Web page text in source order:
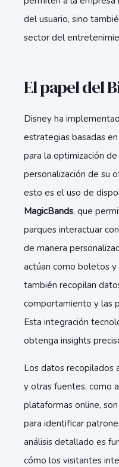
del usuario, sino
sector del
El papel del
Disney ha
estrategias basadas
para la optimización
personalización de su
esto es el uso de
MagicBands, que
parques interactuar
de manera
actúan como boletos
también recopilan
comportamiento y las
Esta integración
obtenga insights
Los datos recopilados
y otras fuentes, como
plataformas online,
para identificar
análisis detallado es
cómo los visitantes